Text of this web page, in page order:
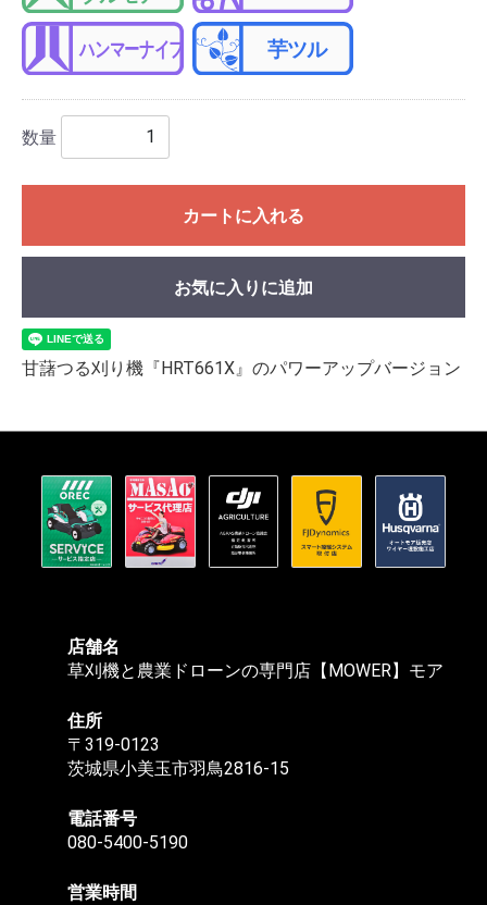
数量
カートに入れる
お気に入りに追加
甘藷つる刈り機『HRT661X』のパワーアップバージョン
店舗名
草刈機と農業ドローンの専門店【MOWER】モア
住所
〒319-0123
茨城県小美玉市羽鳥2816-15
電話番号
080-5400-5190
営業時間